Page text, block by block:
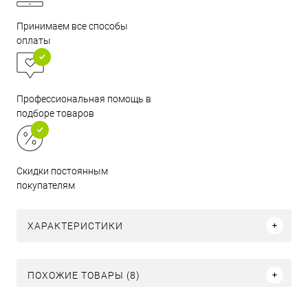
Принимаем все способы
оплаты
Профессиональная помощь в
подборе товаров
Скидки постоянным
покупателям
ХАРАКТЕРИСТИКИ
ПОХОЖИЕ ТОВАРЫ (8)